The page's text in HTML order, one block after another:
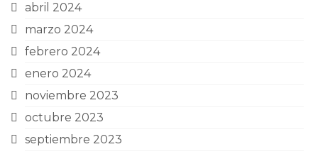
abril 2024
marzo 2024
febrero 2024
enero 2024
noviembre 2023
octubre 2023
septiembre 2023